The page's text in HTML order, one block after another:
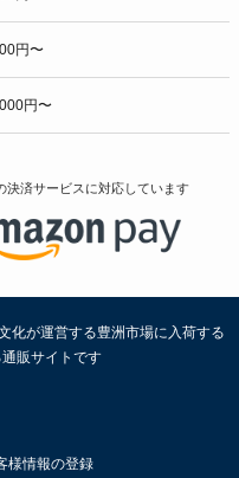
円〜
円〜
決済サービスに対応しています
化が運営する豊洲市場に入荷する
販サイトです
様情報の登録